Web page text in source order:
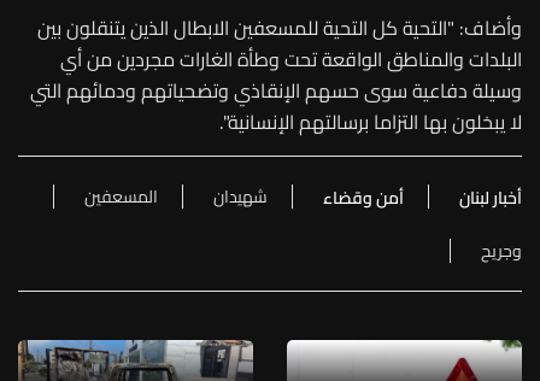
وأضاف: "التحية كل التحية للمسعفين الابطال الذين يتنقلون بين
البلدات والمناطق الواقعة تحت وطأة الغارات مجردين من أي
وسيلة دفاعية سوى حسهم الإنقاذي وتضحياتهم ودمائهم التي
لا يبخلون بها التزاما برسالتهم الإنسانية".
أخبار لبنان أمن وقضاء شهيدان
المسعفين
وجريح